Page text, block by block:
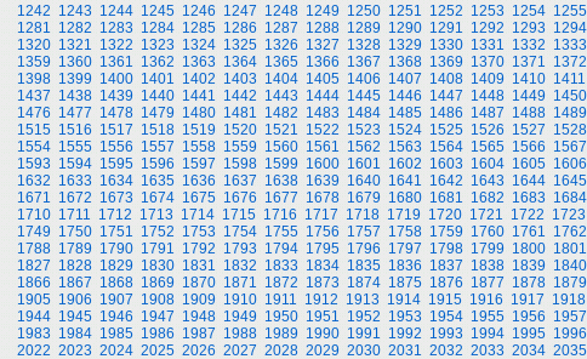
1242 1243 1244 1245 1246 1247 1248 1249 1250 1251 1252 1253 1254 1255
1281 1282 1283 1284 1285 1286 1287 1288 1289 1290 1291 1292 1293 1294
1320 1321 1322 1323 1324 1325 1326 1327 1328 1329 1330 1331 1332 1333
1359 1360 1361 1362 1363 1364 1365 1366 1367 1368 1369 1370 1371 1372
1398 1399 1400 1401 1402 1403 1404 1405 1406 1407 1408 1409 1410 1411
1437 1438 1439 1440 1441 1442 1443 1444 1445 1446 1447 1448 1449 1450
1476 1477 1478 1479 1480 1481 1482 1483 1484 1485 1486 1487 1488 1489
1515 1516 1517 1518 1519 1520 1521 1522 1523 1524 1525 1526 1527 1528
1554 1555 1556 1557 1558 1559 1560 1561 1562 1563 1564 1565 1566 1567
1593 1594 1595 1596 1597 1598 1599 1600 1601 1602 1603 1604 1605 1606
1632 1633 1634 1635 1636 1637 1638 1639 1640 1641 1642 1643 1644 1645
1671 1672 1673 1674 1675 1676 1677 1678 1679 1680 1681 1682 1683 1684
1710 1711 1712 1713 1714 1715 1716 1717 1718 1719 1720 1721 1722 1723
1749 1750 1751 1752 1753 1754 1755 1756 1757 1758 1759 1760 1761 1762
1788 1789 1790 1791 1792 1793 1794 1795 1796 1797 1798 1799 1800 1801
1827 1828 1829 1830 1831 1832 1833 1834 1835 1836 1837 1838 1839 1840
1866 1867 1868 1869 1870 1871 1872 1873 1874 1875 1876 1877 1878 1879
1905 1906 1907 1908 1909 1910 1911 1912 1913 1914 1915 1916 1917 1918
1944 1945 1946 1947 1948 1949 1950 1951 1952 1953 1954 1955 1956 1957
1983 1984 1985 1986 1987 1988 1989 1990 1991 1992 1993 1994 1995 1996
2022 2023 2024 2025 2026 2027 2028 2029 2030 2031 2032 2033 2034 2035